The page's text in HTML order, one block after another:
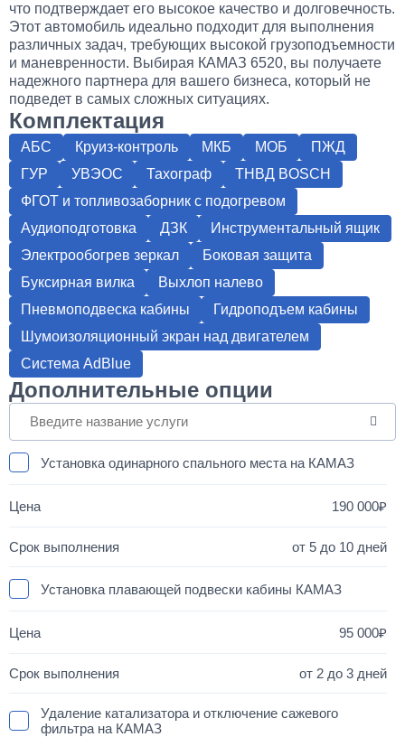
что подтверждает его высокое качество и долговечность.
Этот автомобиль идеально подходит для выполнения
различных задач, требующих высокой грузоподъемности
и маневренности. Выбирая КАМАЗ 6520, вы получаете
надежного партнера для вашего бизнеса, который не
подведет в самых сложных ситуациях.
Комплектация
АБС Круиз-контроль МКБ МОБ
ПЖД
ГУР
УВЭОС Тахограф
ТНВД BOSCH
ФГОТ и топливозаборник с подогревом
Аудиоподготовка
ДЗК
Инструментальный ящик
Электрообогрев зеркал
Боковая защита
Буксирная вилка
Выхлоп налево
Пневмоподвеска кабины
Гидроподъем кабины
Шумоизоляционный экран над двигателем
Система AdBlue
Дополнительные опции
Установка одинарного спального места на КАМАЗ
190 000
от 5 до 10 дней
Установка плавающей подвески кабины КАМАЗ
95 000
от 2 до 3 дней
Удаление катализатора и отключение сажевого
фильтра на КАМАЗ